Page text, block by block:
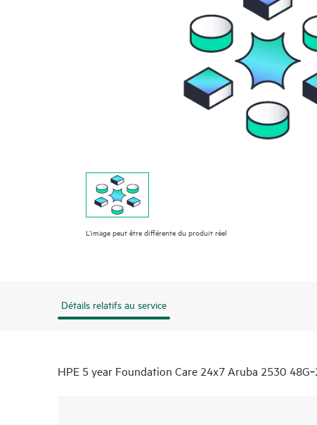
L’image peut être différente du produit réel
Détails relatifs au service
HPE 5 year Foundation Care 24x7 Aruba 2530